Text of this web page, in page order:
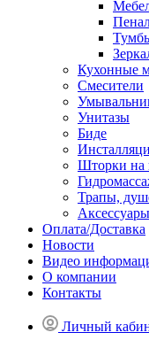
Кухонные
Смесители
Унитазы
Биде
Шторки на
Трапы,
Оплата/Доставка
Новости
Видео
О компании
Контакты
Личный